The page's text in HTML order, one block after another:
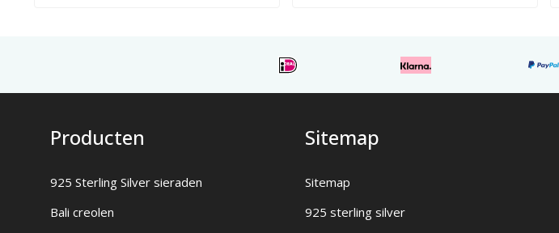
Producten
925 Sterling Silver sieraden
Bali creolen
Sitemap
Sitemap
925 sterling silver